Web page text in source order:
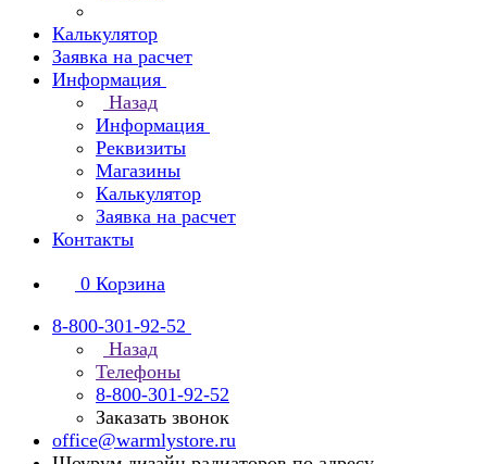
Калькулятор
Заявка на расчет
Информация
Назад
Информация
Реквизиты
Магазины
Калькулятор
Заявка на расчет
Контакты
0 Корзина
8-800-301-92-52
Назад
Телефоны
8-800-301-92-52
Заказать звонок
office@warmlystore.ru